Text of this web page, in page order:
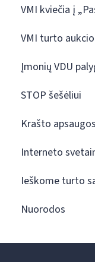
VMI kviečia į
VMI turto
Įmonių VDU
STOP šešėliui
Krašto
Interneto
Ieškome turto
Nuorodos